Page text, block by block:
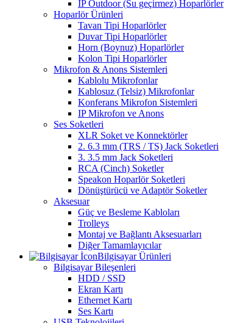
IP Outdoor (Su geçirmez) Hoparlörler
Hoparlör Ürünleri
Tavan Tipi Hoparlörler
Duvar Tipi Hoparlörler
Horn (Boynuz) Hoparlörler
Kolon Tipi Hoparlörler
Mikrofon & Anons Sistemleri
Kablolu Mikrofonlar
Kablosuz (Telsiz) Mikrofonlar
Konferans Mikrofon Sistemleri
IP Mikrofon ve Anons
Ses Soketleri
XLR Soket ve Konnektörler
2. 6.3 mm (TRS / TS) Jack Soketleri
3. 3.5 mm Jack Soketleri
RCA (Cinch) Soketler
Speakon Hoparlör Soketleri
Dönüştürücü ve Adaptör Soketler
Aksesuar
Güç ve Besleme Kabloları
Trolleys
Montaj ve Bağlantı Aksesuarları
Diğer Tamamlayıcılar
Bilgisayar Ürünleri
Bilgisayar Bileşenleri
HDD / SSD
Ekran Kartı
Ethernet Kartı
Ses Kartı